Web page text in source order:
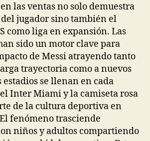
las ventas no solo demuestra
jugador sino también el
como liga en expansión. Las
sido un motor clave para
de Messi atrayendo tanto
trayectoria como a nuevos
estadios se llenan en cada
Inter Miami y la camiseta rosa
de la cultura deportiva en
fenómeno trasciende
niños y adultos compartiendo